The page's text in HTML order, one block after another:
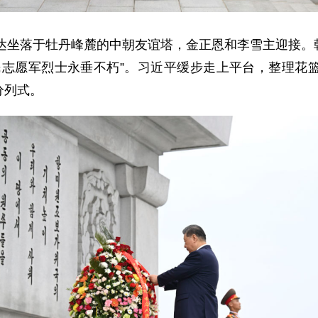
落于牡丹峰麓的中朝友谊塔，金正恩和李雪主迎接
愿军烈士永垂不朽”。习近平缓步走上平台，整理花
式。